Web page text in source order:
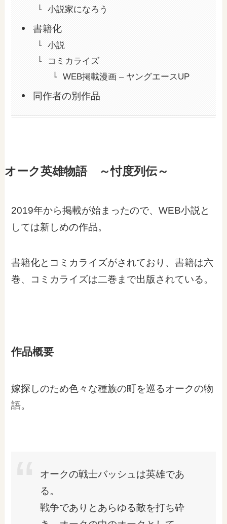
小説家になろう
書籍化
小説
コミカライズ
WEB掲載漫画 – ヤングエースUP
同作者の別作品
オーク英雄物語 ～忖度列伝～
2019年から掲載が始まったので、WEB小説と
しては新しめの作品。
書籍化とコミカライズがされており、書籍は六
巻、コミカライズは二巻まで出版されている。
作品概要
嫁探しのため色々な種族の町を巡るオークの物
語。
オークの戦士バッシュは英雄であ
る。
戦争でありとあらゆる敵を打ち砕